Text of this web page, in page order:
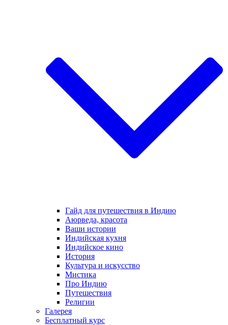
Гайд для путешествия в Индию
Аюрведа, красота
Ваши истории
Индийская кухня
Индийское кино
История
Культура и искусство
Мистика
Про Индию
Путешествия
Религии
Галерея
Бесплатный курс